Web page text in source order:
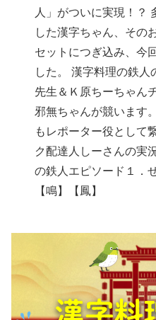
人」がついに実現！？
した漢字ちゃん、その
セットにつぎ込み、今
した。 漢字料理の鉄人
先生＆Ｋ原ちーちゃん
邪無ちゃんが競います
もレポーター役として
ク配達人しーさんの実
の鉄人エピソード１．
【鳴】【鳳】